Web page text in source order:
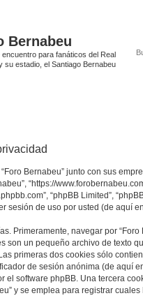
Bernabeu
encuentro para fanáticos del Real
su estadio, el Santiago Bernabeu
Bernabeu” junto con sus
“https://
“phpBB Limited”,
sesión de uso por usted (de aquí
Primeramente, navegar por
son un pequeño archivo de texto
primeras dos cookies sólo
de sesión anónima (de aquí
el software phpBB. Una tercera
y se emplea para registrar